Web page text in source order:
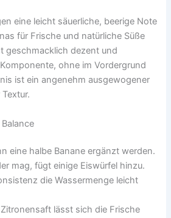
eine leicht säuerliche, beerige Note
für Frische und natürliche Süße
geschmacklich dezent und
ohne im Vordergrund
ist ein angenehm ausgewogener
eine halbe Banane ergänzt werden.
mag, fügt einige Eiswürfel hinzu.
die Wassermenge leicht
lässt sich die Frische